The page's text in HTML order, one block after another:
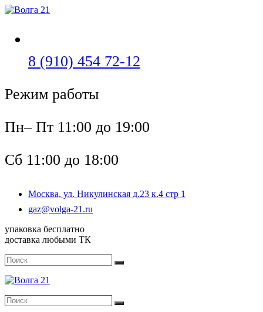
Перейти
8 (910) 454 72-12
Режим работы
Пн– Пт 11:00 до 19:00
Сб 11:00 до 18:00
Москва, ул. Никулинская д.23 к.4 стр 1
gaz@volga-21.ru
упаковка бесплатно
доставка любыми ТК
Поиск
Поиск
Поиск
Поиск